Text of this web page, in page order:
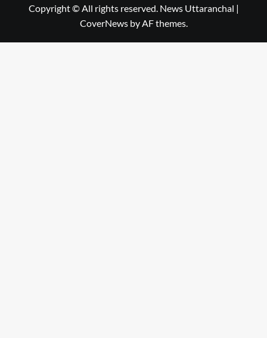
Copyright © All rights reserved. News Uttaranchal |
CoverNewsby AF themes.